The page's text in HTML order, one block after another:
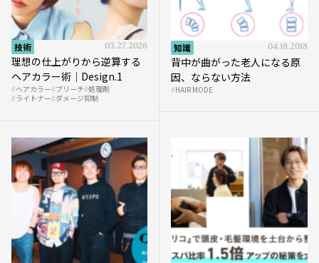
技術 03.27.2026
理想の仕上がりから逆算する
ヘアカラー術｜Design.1
ヘアカラー ブリーチ 処理剤
ライトナー ダメージ抑制
知識 04.18.2018
背中が曲がった老人になる原
因、ならない方法
HAIR MODE